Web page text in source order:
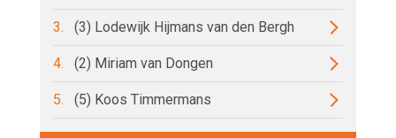
3. (3) Lodewijk Hijmans van den Bergh
4. (2) Miriam van Dongen
5. (5) Koos Timmermans